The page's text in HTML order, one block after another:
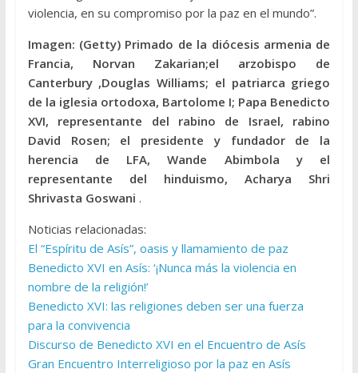
violencia, en su compromiso por la paz en el mundo”.
Imagen: (Getty) Primado de la diócesis armenia de
Francia, Norvan Zakarian;el arzobispo de
Canterbury ,Douglas Williams; el patriarca griego
de la iglesia ortodoxa, Bartolome I; Papa Benedicto
XVI, representante del rabino de Israel, rabino
David Rosen; el presidente y fundador de la
herencia de LFA, Wande Abimbola y el
representante del hinduismo, Acharya Shri
Shrivasta Goswani .
Noticias relacionadas:
El “Espíritu de Asís”, oasis y llamamiento de paz
Benedicto XVI en Asís: ‘¡Nunca más la violencia en
nombre de la religión!’
Benedicto XVI: las religiones deben ser una fuerza
para la convivencia
Discurso de Benedicto XVI en el Encuentro de Asís
Gran Encuentro Interreligioso por la paz en Asís